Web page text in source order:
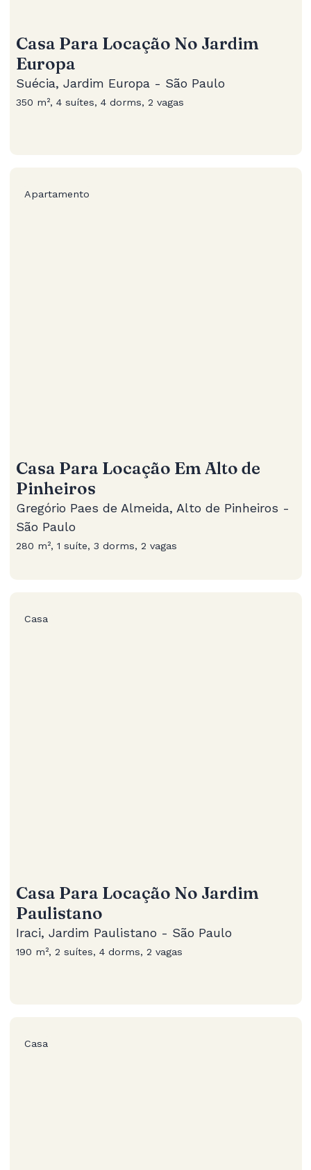
Casa Para Locação No Jardim
Europa
Suécia, Jardim Europa - São Paulo
350 m², 4 suítes, 4 dorms, 2 vagas
Apartamento
Casa Para Locação Em Alto de
Pinheiros
Gregório Paes de Almeida, Alto de Pinheiros -
São Paulo
280 m², 1 suíte, 3 dorms, 2 vagas
Casa
Casa Para Locação No Jardim
Paulistano
Iraci, Jardim Paulistano - São Paulo
190 m², 2 suítes, 4 dorms, 2 vagas
Casa